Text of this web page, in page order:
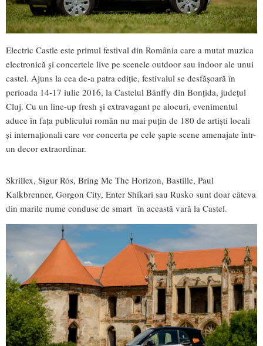
Electric Castle este primul festival din România care a mutat muzica
electronică şi concertele live pe scenele outdoor sau indoor ale unui
castel. Ajuns la cea de-a patra ediţie, festivalul se desfăşoară în
perioada 14-17 iulie 2016, la Castelul Bánffy din Bonţida, judeţul
Cluj. Cu un line-up fresh și extravagant pe alocuri, evenimentul
aduce în fața publicului român nu mai puțin de 180 de artiști locali
și internaționali care vor concerta pe cele şapte scene amenajate într-
un decor extraordinar.
Skrillex, Sigur Rós, Bring Me The Horizon, Bastille, Paul
Kalkbrenner, Gorgon City, Enter Shikari sau Rusko sunt doar câteva
din marile nume conduse de smart în această vară la Castel.